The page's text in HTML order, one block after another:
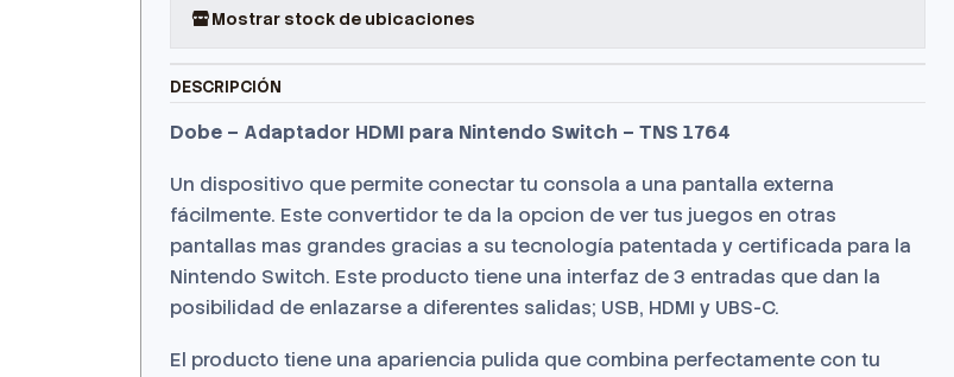
Mostrar stock de ubicaciones
DESCRIPCIÓN
Dobe – Adaptador HDMI para Nintendo Switch – TNS 1764
Un dispositivo que permite conectar tu consola a una pantalla externa
fácilmente. Este convertidor te da la opcion de ver tus juegos en otras
pantallas mas grandes gracias a su tecnología patentada y certificada para la
Nintendo Switch. Este producto tiene una interfaz de 3 entradas que dan la
posibilidad de enlazarse a diferentes salidas; USB, HDMI y UBS-C.
El producto tiene una apariencia pulida que combina perfectamente con tu